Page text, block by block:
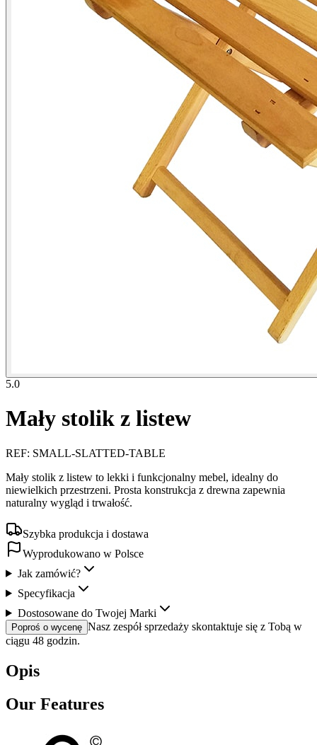
5.0
Mały stolik z listew
REF: SMALL-SLATTED-TABLE
Mały stolik z listew to lekki i funkcjonalny mebel, idealny do
niewielkich przestrzeni. Prosta konstrukcja z drewna zapewnia
naturalny wygląd i trwałość.
Szybka produkcja i dostawa
Wyprodukowano w Polsce
Jak zamówić?
Specyfikacja
Dostosowane do Twojej Marki
Poproś o wycenę Nasz zespół sprzedaży skontaktuje się z Tobą w
ciągu 48 godzin.
Opis
Our Features